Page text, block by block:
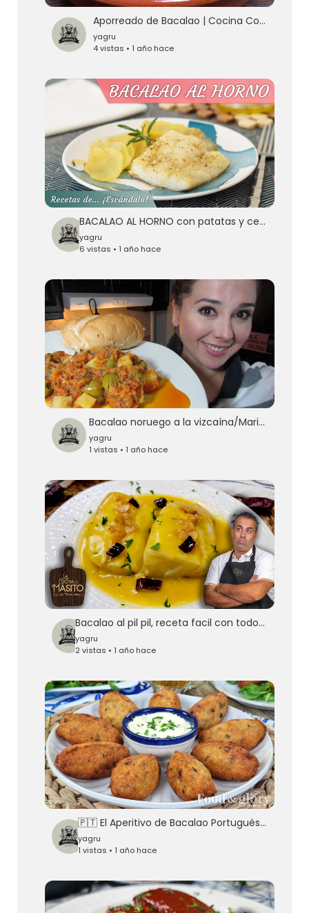
Aporreado de Bacalao | Cocina Con Fujita
yagru
4 vistas • 1 año hace
BACALAO AL HORNO con patatas y cebolla, muy fácil y rico
yagru
6 vistas • 1 año hace
Bacalao noruego a la vizcaína/Marisolpink
yagru
1 vistas • 1 año hace
Bacalao al pil pil, receta facil con todos los TRUCOS para montar el pil pil
yagru
2 vistas • 1 año hace
🇵🇹 El Aperitivo de Bacalao Portugués Nº1 | Pastéis de Bacalhau
yagru
1 vistas • 1 año hace